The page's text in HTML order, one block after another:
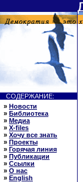
СОДЕРЖАНИЕ:
» Новости
» Библиотека
» Медиа
» X-files
» Хочу все знать
» Проекты
» Горячая линия
» Публикации
» Ссылки
» О нас
» English